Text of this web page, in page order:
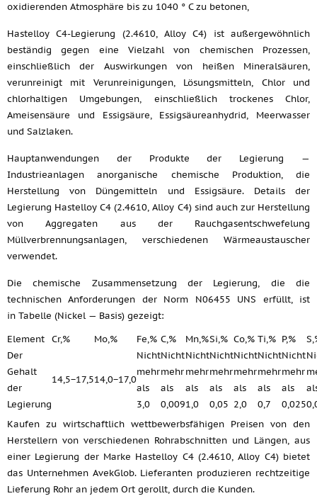
oxidierenden Atmosphäre bis zu 1040 ° C zu betonen,
Hastelloy C4-Legierung (2.4610, Alloy C4) ist außergewöhnlich
beständig gegen eine Vielzahl von chemischen Prozessen,
einschließlich der Auswirkungen von heißen Mineralsäuren,
verunreinigt mit Verunreinigungen, Lösungsmitteln, Chlor und
chlorhaltigen Umgebungen, einschließlich trockenes Chlor,
Ameisensäure und Essigsäure, Essigsäureanhydrid, Meerwasser
und Salzlaken.
Hauptanwendungen der Produkte der Legierung —
Industrieanlagen anorganische chemische Produktion, die
Herstellung von Düngemitteln und Essigsäure. Details der
Legierung Hastelloy C4 (2.4610, Alloy C4) sind auch zur Herstellung
von Aggregaten aus der Rauchgasentschwefelung
Müllverbrennungsanlagen, verschiedenen Wärmeaustauscher
verwendet.
Die chemische Zusammensetzung der Legierung, die die
technischen Anforderungen der Norm N06455 UNS erfüllt, ist
in Tabelle (Nickel — Basis) gezeigt:
Element Cr,% Mo,% Fe,% C,% Mn,%Si,% Co,% Ti,% P,%
Der
Gehalt
der
Legierung
14,5−17,514,0−17,0
Nicht
mehr
als
3,0
Nicht
mehr
als
0,009
Nicht
mehr
als
1,0
Nicht
mehr
als
0,05
Nicht
mehr
als
2,0
Nicht
mehr
als
0,7
Nicht
mehr
als
0,025
Kaufen zu wirtschaftlich wettbewerbsfähigen Preisen von den
Herstellern von verschiedenen Rohrabschnitten und Längen, aus
einer Legierung der Marke Hastelloy C4 (2.4610, Alloy C4) bietet
das Unternehmen AvekGlob. Lieferanten produzieren rechtzeitige
Lieferung Rohr an jedem Ort gerollt, durch die Kunden.